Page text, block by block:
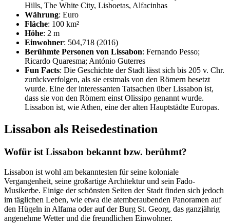
Hills, The White City, Lisboetas, Alfacinhas
Währung: Euro
Fläche: 100 km²
Höhe: 2 m
Einwohner: 504,718 (2016)
Berühmte Personen von Lissabon: Fernando Pesso;
Ricardo Quaresma; António Guterres
Fun Facts: Die Geschichte der Stadt lässt sich bis 205 v. Chr.
zurückverfolgen, als sie erstmals von den Römern besetzt
wurde. Eine der interessanten Tatsachen über Lissabon ist,
dass sie von den Römern einst Olissipo genannt wurde.
Lissabon ist, wie Athen, eine der alten Hauptstädte Europas.
Lissabon als Reisedestination
Wofür ist Lissabon bekannt bzw. berühmt?
Lissabon ist wohl am bekanntesten für seine koloniale
Vergangenheit, seine großartige Architektur und sein Fado-
Musikerbe. Einige der schönsten Seiten der Stadt finden sich jedoch
im täglichen Leben, wie etwa die atemberaubenden Panoramen auf
den Hügeln in Alfama oder auf der Burg St. Georg, das ganzjährig
angenehme Wetter und die freundlichen Einwohner.